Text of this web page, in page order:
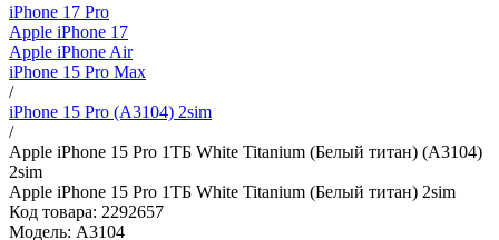
iPhone 17 Pro
Apple iPhone 17
Apple iPhone Air
iPhone 15 Pro Max
/
iPhone 15 Pro (A3104) 2sim
/
Apple iPhone 15 Pro 1ТБ White Titanium (Белый титан) (A3104)
2sim
Apple iPhone 15 Pro 1ТБ White Titanium (Белый титан) 2sim
Код товара: 2292657
Модель: A3104